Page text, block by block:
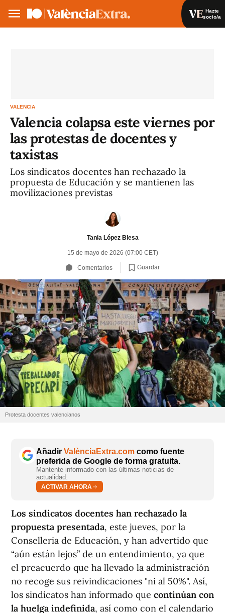
Hazte
socio/a
VALENCIA
Valencia colapsa este viernes por
las protestas de docentes y
taxistas
Los sindicatos docentes han rechazado la
propuesta de Educación y se mantienen las
movilizaciones previstas
Tania López Blesa
15 de mayo de 2026 (07:00 CET)
Comentarios Guardar
Protesta docentes valencianos
Añadir ValènciaExtra.com como fuente
preferida de Google de forma gratuita.
Mantente informado con las últimas noticias de
actualidad.
ACTIVAR AHORA
Los sindicatos docentes han rechazado la
propuesta presentada, este jueves, por la
Conselleria de Educación, y han advertido que
“aún están lejos” de un entendimiento, ya que
el preacuerdo que ha llevado la administración
no recoge sus reivindicaciones "ni al 50%". Así,
los sindicatos han informado que continúan con
la huelga indefinida, así como con el calendario